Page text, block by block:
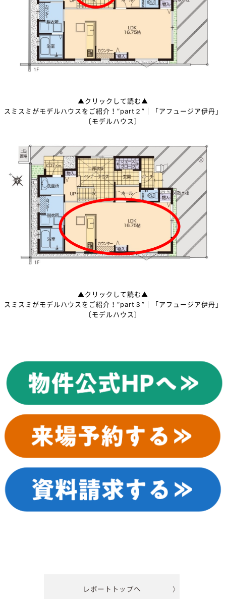
▲クリックして読む▲
スミスミがモデルハウスをご紹介！“part２”｜「アフュージア伊丹」
〔モデルハウス〕
▲クリックして読む▲
スミスミがモデルハウスをご紹介！“part３”｜「アフュージア伊丹」
〔モデルハウス〕